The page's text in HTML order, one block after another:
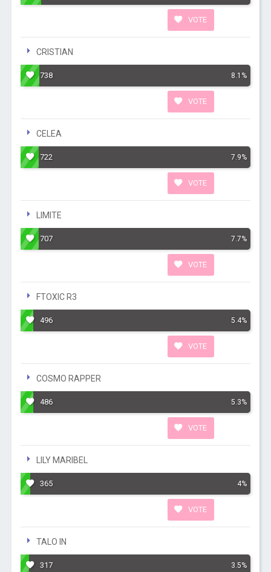
VOTE
CRISTIAN
738 8.1%
VOTE
CELEA
722 7.9%
VOTE
LIMITE
707 7.7%
VOTE
FTOXIC R3
496 5.4%
VOTE
COSMO RAPPER
486 5.3%
VOTE
LILY MARIBEL
365 4%
VOTE
TALO IN
317 3.5%